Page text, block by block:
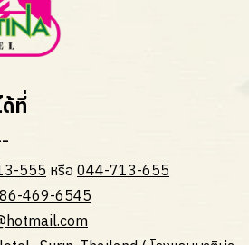
ที่
555 หรือ 044-713-655
469-6545